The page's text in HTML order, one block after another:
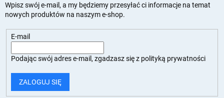
Wpisz swój e-mail, a my będziemy przesyłać ci informacje na temat
nowych produktów na naszym e-shop.
E-mail
Podając swój adres e-mail, zgadzasz się z polityką prywatności
ZALOGUJ SIĘ